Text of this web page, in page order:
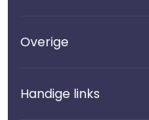
Overige
Handige links